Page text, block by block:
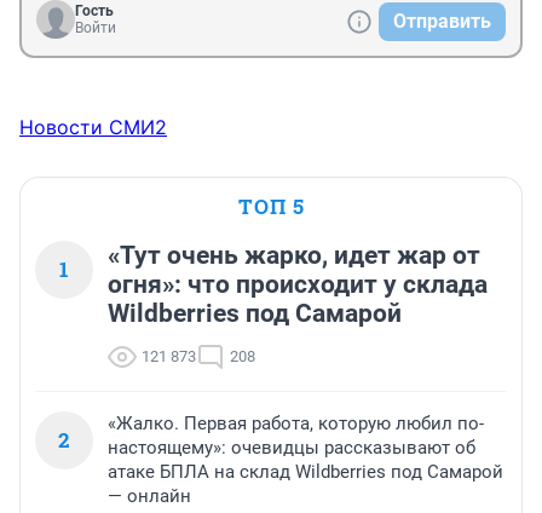
Гость
Войти
Отправить
Новости СМИ2
ТОП 5
1
«Тут очень жарко, идет жар от
огня»: что происходит у склада
Wildberries под Самарой
121 873 208
2
«Жалко. Первая работа, которую любил по-
настоящему»: очевидцы рассказывают об
атаке БПЛА на склад Wildberries под Самарой
— онлайн